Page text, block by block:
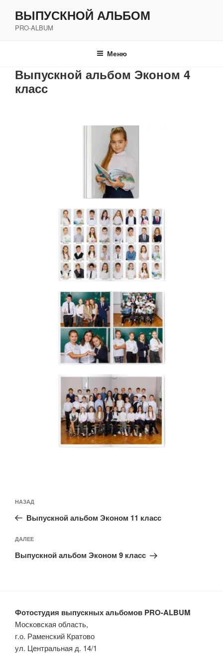
содержимому
ВЫПУСКНОЙ АЛЬБОМ
PRO-ALBUM
Меню
Выпускной альбом Эконом 4
класс
по
записям
Предыдущая
запись:
НАЗАД
Выпускной альбом Эконом 11 класс
Следующая
запись
ДАЛЕЕ
Выпускной альбом Эконом 9 класс
Фотостудия выпускных альбомов PRO-ALBUM
Московская область,
г.о. Раменский Кратово
ул. Центральная д. 14/1